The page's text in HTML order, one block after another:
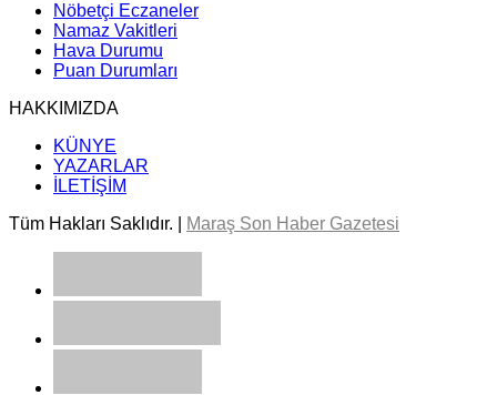
Nöbetçi Eczaneler
Namaz Vakitleri
Hava Durumu
Puan Durumları
HAKKIMIZDA
KÜNYE
YAZARLAR
İLETİŞİM
Tüm Hakları Saklıdır. |
Maraş Son Haber Gazetesi